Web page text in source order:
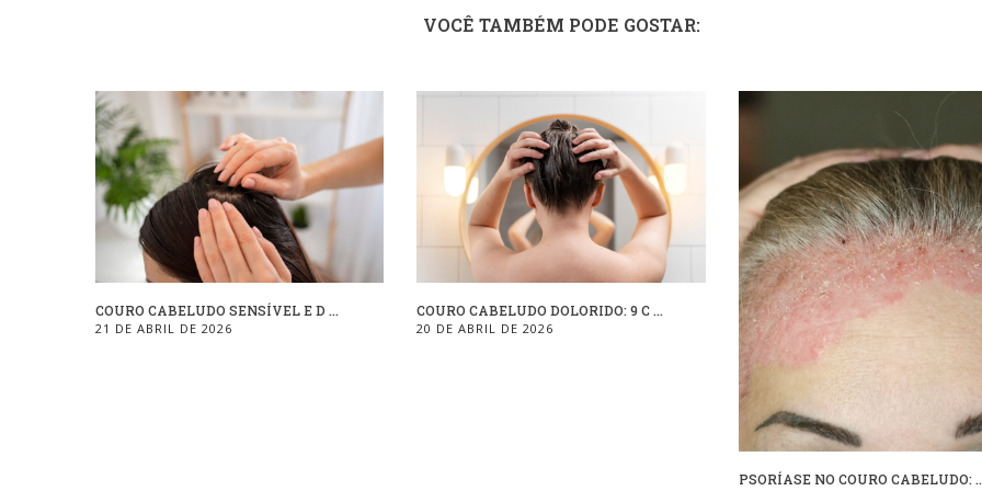
VOCÊ TAMBÉM PODE GOSTAR:
COURO CABELUDO SENSÍVEL E D ...
21 DE ABRIL DE 2026
COURO CABELUDO DOLORIDO: 9 C ...
20 DE ABRIL DE 2026
PSORÍASE NO COURO CABELUDO: